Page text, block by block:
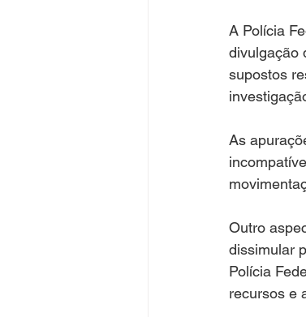
A Polícia
divulgação
supostos
As
Outro
dissimular
Polícia
recursos e